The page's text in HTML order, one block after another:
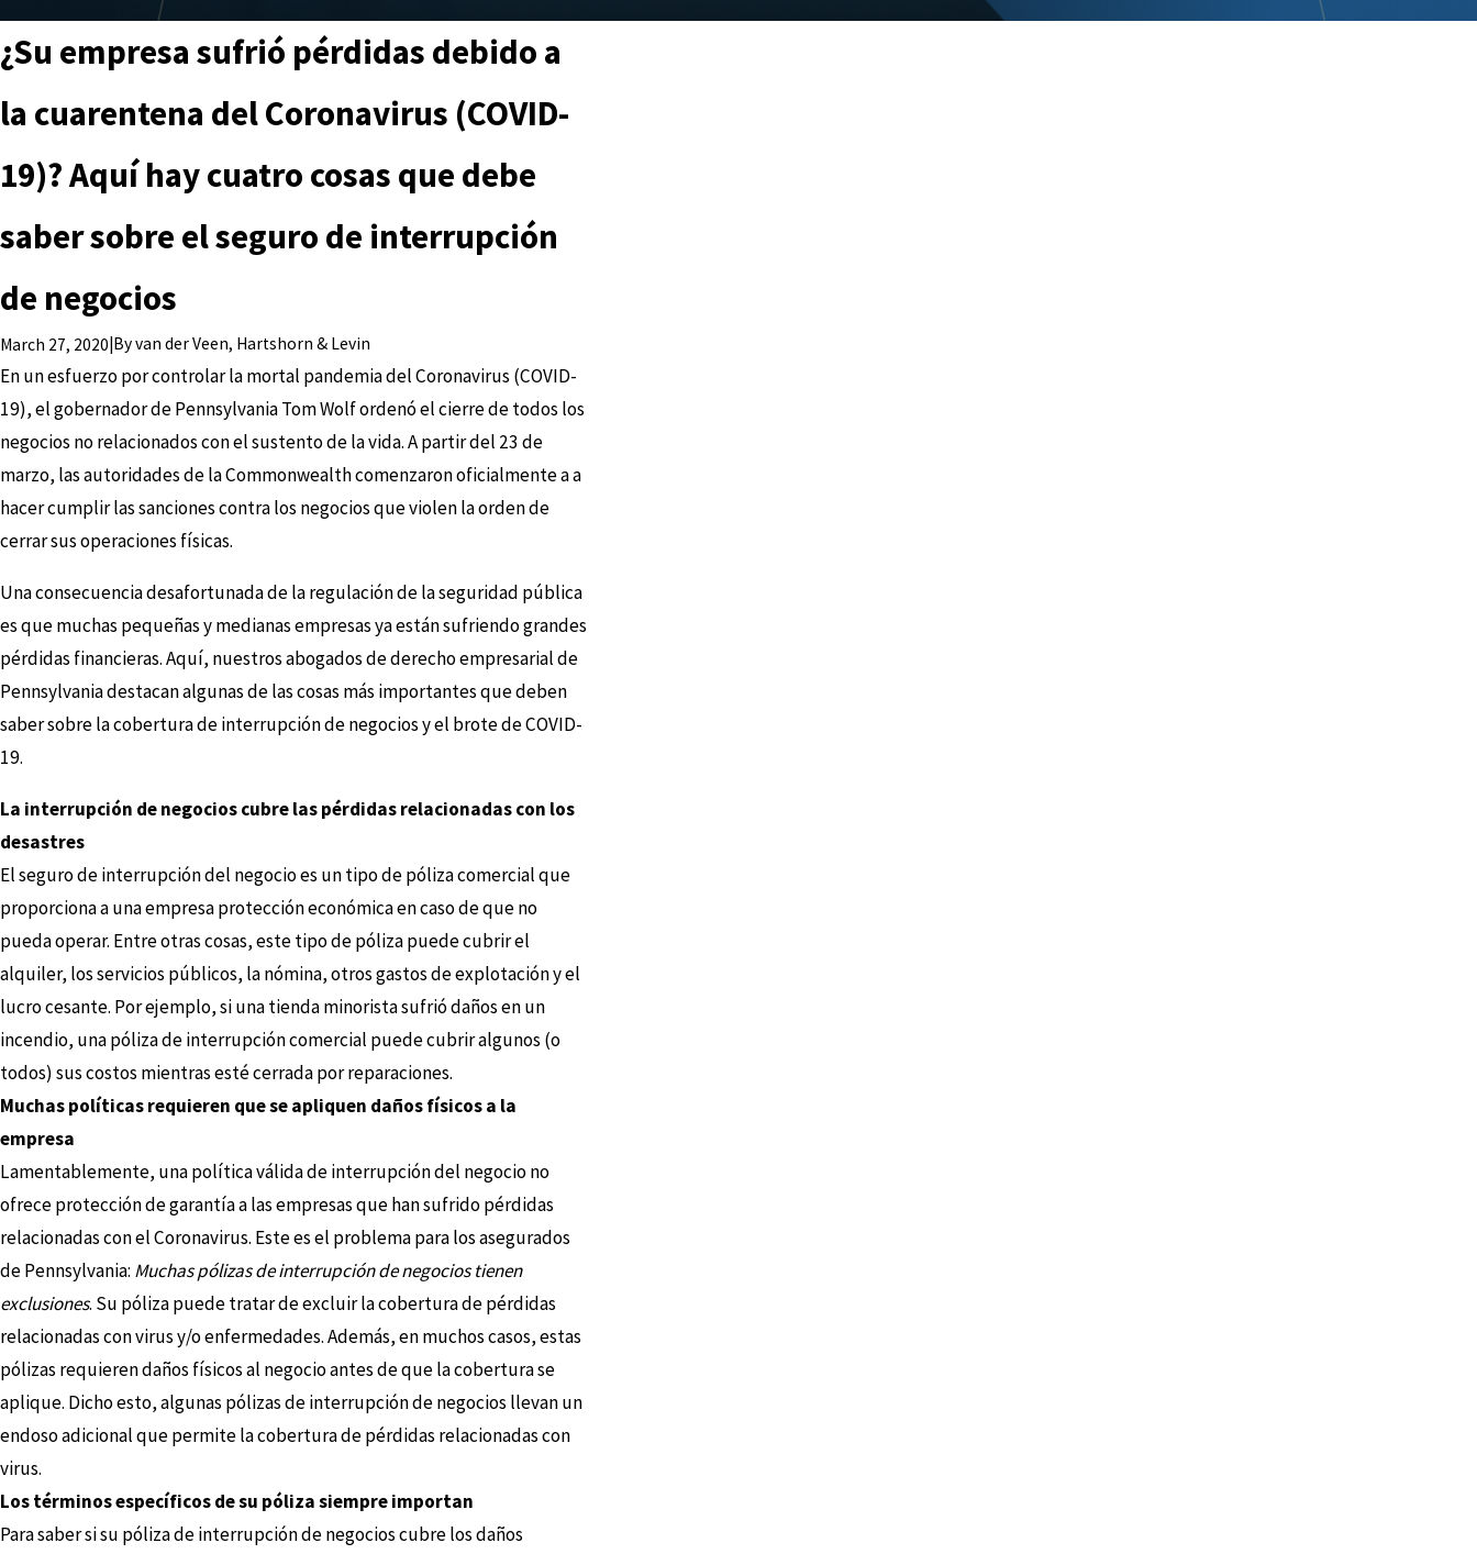
¿Su empresa sufrió pérdidas debido a
la cuarentena del Coronavirus (COVID-
19)? Aquí hay cuatro cosas que debe
saber sobre el seguro de interrupción
de negocios
March 27, 2020 Byvan der Veen, Hartshorn & Levin
En un esfuerzo por controlar la mortal pandemia del Coronavirus (COVID-
19), el gobernador de Pennsylvania Tom Wolf ordenó el cierre de todos los
negocios no relacionados con el sustento de la vida. A partir del 23 de
marzo, las autoridades de la Commonwealth comenzaron oficialmente a a
hacer cumplir las sanciones contra los negocios que violen la orden de
cerrar sus operaciones físicas.
Una consecuencia desafortunada de la regulación de la seguridad pública
es que muchas pequeñas y medianas empresas ya están sufriendo grandes
pérdidas financieras. Aquí, nuestros abogados de derecho empresarial de
Pennsylvania destacan algunas de las cosas más importantes que deben
saber sobre la cobertura de interrupción de negocios y el brote de COVID-
19.
La interrupción de negocios cubre las pérdidas relacionadas con los
desastres
El seguro de interrupción del negocio es un tipo de póliza comercial que
proporciona a una empresa protección económica en caso de que no
pueda operar. Entre otras cosas, este tipo de póliza puede cubrir el
alquiler, los servicios públicos, la nómina, otros gastos de explotación y el
lucro cesante. Por ejemplo, si una tienda minorista sufrió daños en un
incendio, una póliza de interrupción comercial puede cubrir algunos (o
todos) sus costos mientras esté cerrada por reparaciones.
Muchas políticas requieren que se apliquen daños físicos a la
empresa
Lamentablemente, una política válida de interrupción del negocio no
ofrece protección de garantía a las empresas que han sufrido pérdidas
relacionadas con el Coronavirus. Este es el problema para los asegurados
de Pennsylvania: Muchas pólizas de interrupción de negocios tienen
exclusiones. Su póliza puede tratar de excluir la cobertura de pérdidas
relacionadas con virus y/o enfermedades. Además, en muchos casos, estas
pólizas requieren daños físicos al negocio antes de que la cobertura se
aplique. Dicho esto, algunas pólizas de interrupción de negocios llevan un
endoso adicional que permite la cobertura de pérdidas relacionadas con
virus.
Los términos específicos de su póliza siempre importan
Para saber si su póliza de interrupción de negocios cubre los daños